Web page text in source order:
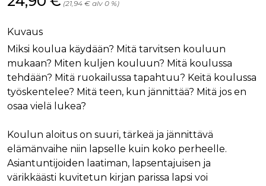
(21,94 € alv 0 %)
Kuvaus
Miksi koulua käydään? Mitä tarvitsen kouluun
mukaan? Miten kuljen kouluun? Mitä koulussa
tehdään? Mitä ruokailussa tapahtuu? Keitä koulussa
työskentelee? Mitä teen, kun jännittää? Mitä jos en
osaa vielä lukea?
Koulun aloitus on suuri, tärkeä ja jännittävä
elämänvaihe niin lapselle kuin koko perheelle.
Asiantuntijoiden laatiman, lapsentajuisen ja
värikkäästi kuvitetun kirjan parissa lapsi voi